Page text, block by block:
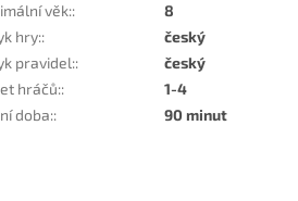
věk::
8
hry::
český
pravidel::
český
hráčů::
1-4
doba:: 90 minut